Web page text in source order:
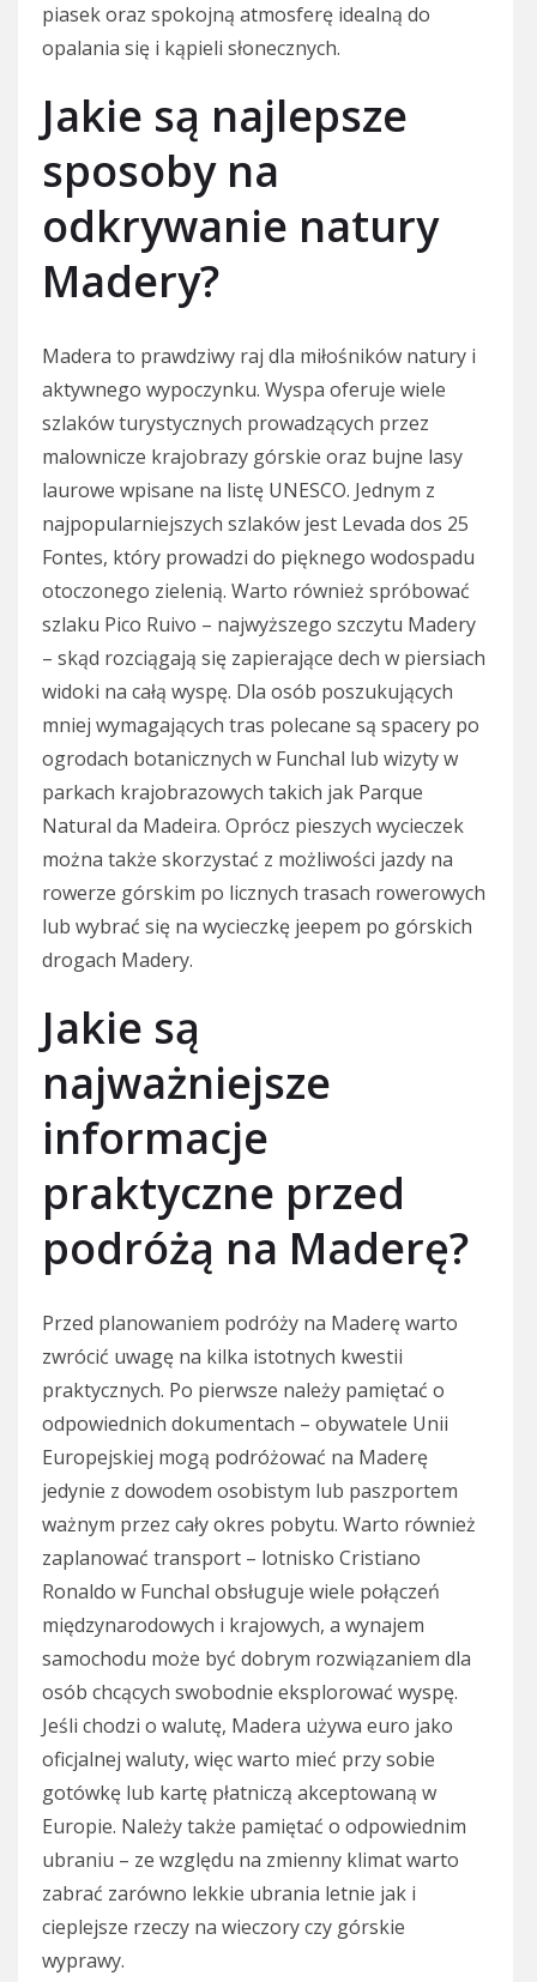
piasek oraz spokojną atmosferę idealną do
opalania się i kąpieli słonecznych.
Jakie są najlepsze
sposoby na
odkrywanie natury
Madery?
Madera to prawdziwy raj dla miłośników natury i
aktywnego wypoczynku. Wyspa oferuje wiele
szlaków turystycznych prowadzących przez
malownicze krajobrazy górskie oraz bujne lasy
laurowe wpisane na listę UNESCO. Jednym z
najpopularniejszych szlaków jest Levada dos 25
Fontes, który prowadzi do pięknego wodospadu
otoczonego zielenią. Warto również spróbować
szlaku Pico Ruivo – najwyższego szczytu Madery
– skąd rozciągają się zapierające dech w piersiach
widoki na całą wyspę. Dla osób poszukujących
mniej wymagających tras polecane są spacery po
ogrodach botanicznych w Funchal lub wizyty w
parkach krajobrazowych takich jak Parque
Natural da Madeira. Oprócz pieszych wycieczek
można także skorzystać z możliwości jazdy na
rowerze górskim po licznych trasach rowerowych
lub wybrać się na wycieczkę jeepem po górskich
drogach Madery.
Jakie są
najważniejsze
informacje
praktyczne przed
podróżą na Maderę?
Przed planowaniem podróży na Maderę warto
zwrócić uwagę na kilka istotnych kwestii
praktycznych. Po pierwsze należy pamiętać o
odpowiednich dokumentach – obywatele Unii
Europejskiej mogą podróżować na Maderę
jedynie z dowodem osobistym lub paszportem
ważnym przez cały okres pobytu. Warto również
zaplanować transport – lotnisko Cristiano
Ronaldo w Funchal obsługuje wiele połączeń
międzynarodowych i krajowych, a wynajem
samochodu może być dobrym rozwiązaniem dla
osób chcących swobodnie eksplorować wyspę.
Jeśli chodzi o walutę, Madera używa euro jako
oficjalnej waluty, więc warto mieć przy sobie
gotówkę lub kartę płatniczą akceptowaną w
Europie. Należy także pamiętać o odpowiednim
ubraniu – ze względu na zmienny klimat warto
zabrać zarówno lekkie ubrania letnie jak i
cieplejsze rzeczy na wieczory czy górskie
wyprawy.